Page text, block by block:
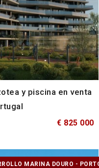
y piscina en venta
€ 825 000
MARINA DOURO -